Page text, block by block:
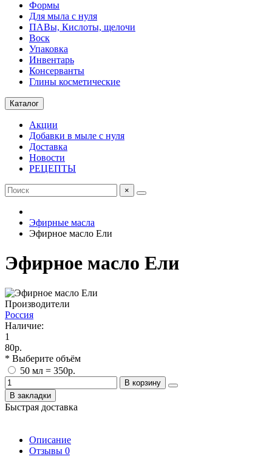
Формы
Для мыла с нуля
ПАВы, Кислоты, щелочи
Воск
Упаковка
Инвентарь
Консерванты
Глины косметические
Каталог
Акции
Добавки в мыле с нуля
Доставка
Новости
РЕЦЕПТЫ
×
Эфирные масла
Эфирное масло Ели
Эфирное масло Ели
Производители
Россия
Наличие:
1
80р.
* Выберите объём
50 мл = 350р.
В корзину
В закладки
Быстрая доставка
Описание
Отзывы 0